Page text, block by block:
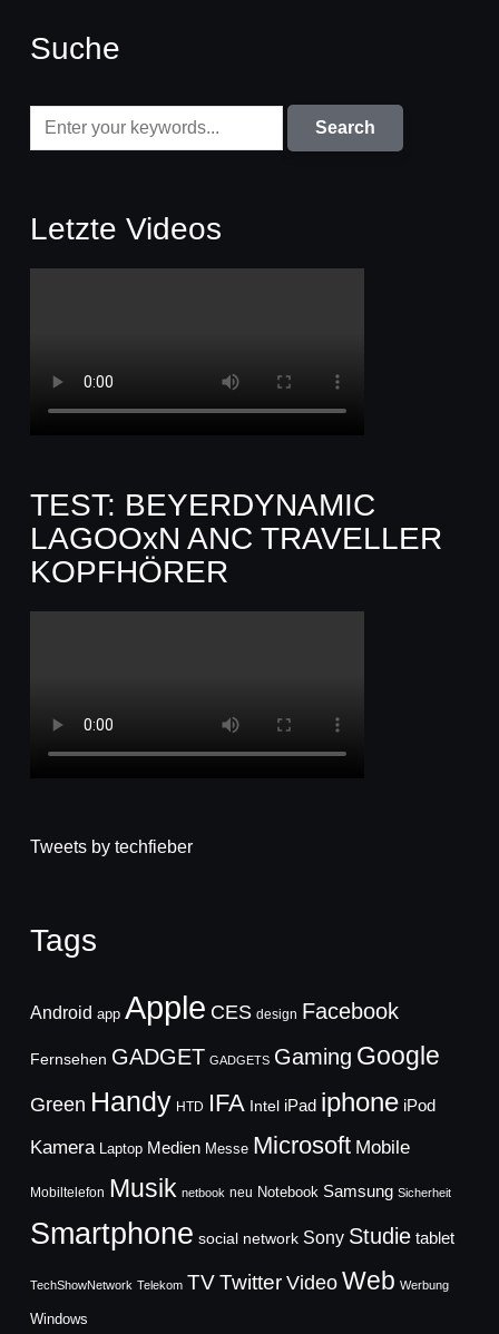
Suche
Letzte Videos
TEST: BEYERDYNAMIC
LAGOOxN ANC TRAVELLER
KOPFHÖRER
Tweets by techfieber
Tags
Android app Apple CES design Facebook
Fernsehen GADGET GADGETS Gaming Google
Green Handy HTD IFA Intel iPad iphone iPod
Kamera Laptop Medien Messe Microsoft Mobile
Mobiltelefon Musik netbook neu Notebook Samsung Sicherheit
Smartphone social network Sony Studie tablet
TechShowNetwork Telekom TVTwitter Video Web Werbung
Windows